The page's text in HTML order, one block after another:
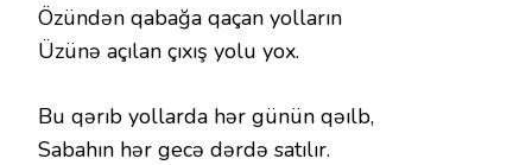
Özündən qabağa qaçan yolların
Üzünə açılan çıxış yolu yox.
Bu qərıb yollarda hər günün qəılb,
Sabahın hər gecə dərdə satılır.